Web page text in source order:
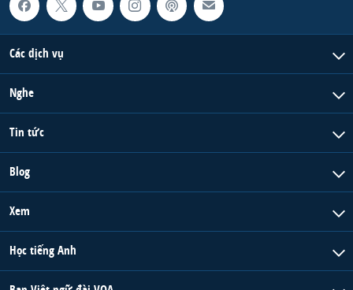
Các dịch vụ
Nghe
Tin tức
Blog
Xem
Học tiếng Anh